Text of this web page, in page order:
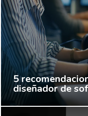
5
diseñador de